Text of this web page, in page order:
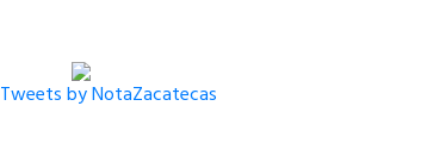
Tweets by NotaZacatecas